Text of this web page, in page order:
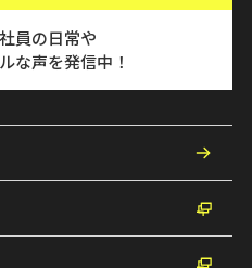
員の日常や
な声を発信中！